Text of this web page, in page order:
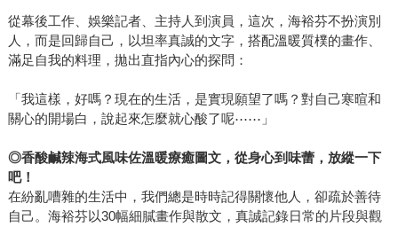
從幕後工作、娛樂記者、主持人到演員，這次，海裕芬不扮演別
人，而是回歸自己，以坦率真誠的文字，搭配溫暖質樸的畫作、
滿足自我的料理，拋出直指內心的探問：
「我這樣，好嗎？現在的生活，是實現願望了嗎？對自己寒暄和
關心的開場白，說起來怎麼就心酸了呢⋯⋯」
◎香酸鹹辣海式風味佐溫暖療癒圖文，從身心到味蕾，放縱一下
吧！
在紛亂嘈雜的生活中，我們總是時時記得關懷他人，卻疏於善待
自己。海裕芬以30幅細膩畫作與散文，真誠記錄日常的片段與觀